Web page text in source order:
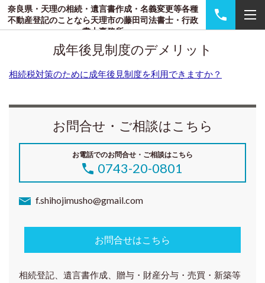
奈良県・天理の相続・遺言書作成・名義変更等各種
不動産登記のことなら天理市の藤田司法書士・行政
書士事務所
成年後見制度のデメリット
相続税対策のために成年後見制度を利用できますか？
お問合せ・ご相談はこちら
お電話でのお問合せ・ご相談はこちら
0743-20-0801
f.shihojimusho@gmail.com
お問合せはこちら
相続登記、遺言書作成、贈与・財産分与・売買・新築等